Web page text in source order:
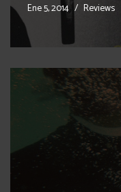
Ene 5, 2014 Reviews